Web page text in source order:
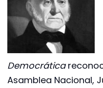
Democrática
Asamblea Nacional,